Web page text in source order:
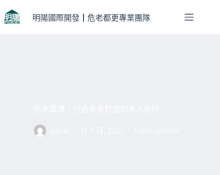
至
明陽國際開發┃危老都更專業團隊